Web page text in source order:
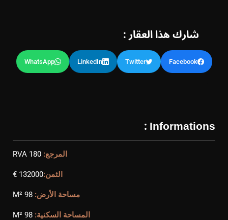
شارك هذا العقار :
Facebook
Twitter
LinkedIn
WhatsApp
Informations :
المرجع: RVA 180
الثمن:132000 €
مساحة الأرض: 98 M²
المساحة السكنية: 98 M²